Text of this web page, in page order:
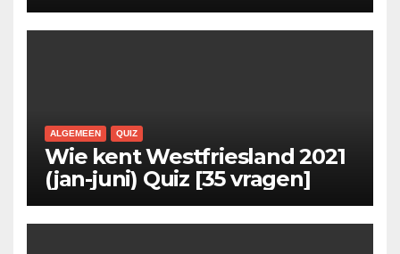
ALGEMEEN QUIZ
Wie kent Westfriesland 2021
(jan-juni) Quiz [35 vragen]